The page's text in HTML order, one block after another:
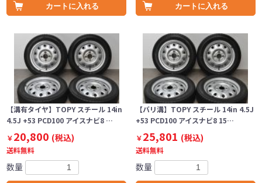
カートに入れる カートに入れる
【溝有タイヤ】TOPY スチール 14in
4.5J +53 PCD100 アイスナビ8 …
￥20,800 (税込)
送料無料
数量
【バリ溝】TOPY スチール 14in 4.5J
+53 PCD100 アイスナビ8 15…
￥25,801 (税込)
送料無料
数量